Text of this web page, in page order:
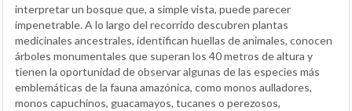
interpretar un bosque que, a simple vista, puede parecer
impenetrable. A lo largo del recorrido descubren plantas
medicinales ancestrales, identifican huellas de animales, conocen
árboles monumentales que superan los 40 metros de altura y
tienen la oportunidad de observar algunas de las especies más
emblemáticas de la fauna amazónica, como monos aulladores,
monos capuchinos, guacamayos, tucanes o perezosos,